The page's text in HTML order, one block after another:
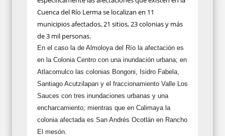
Cuenca del Río Lerma se localizan en 11
municipios afectados, 21 sitios, 23 colonias y más
de 3 mil personas.
En el caso la de Almoloya del Río la afectación es
en la Colonia Centro con una inundación urbana; en
Atlacomulco las colonias Bongoni, Isidro Fabela,
Santiago Acutzilapan y el fraccionamiento Valle Los
Sauces con tres inundaciones urbanas y una
encharcamiento; mientras que en Calimaya la
colonia afectada es San Andrés Ocotlán en Rancho
El mesón.